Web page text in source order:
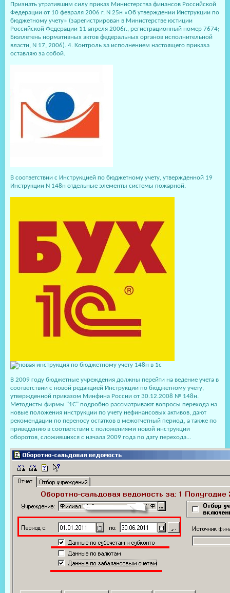
Признать утратившим силу приказ Министерства финансов Российской
Федерации от 10 февраля 2006 г. N 25н «Об утверждении Инструкции по
бюджетному учету» (зарегистрирован в Министерстве юстиции
Российской Федерации 11 апреля 2006г., регистрационный номер 7674;
Бюллетень нормативных актов федеральных органов исполнительной
власти, N 17, 2006). 4. Контроль за исполнением настоящего приказа
оставляю за собой.
В соответствии с Инструкцией по бюджетному учету, утвержденной 19
Инструкции N 148н отдельные элементы системы пожарной.
В 2009 году бюджетные учреждения должны перейти на ведение учета в
соответствии с новой редакцией Инструкции по бюджетному учету,
утвержденной приказом Минфина России от 30.12.2008 № 148н.
Методисты фирмы "1С" подробно рассматривают вопросы перехода на
новые положения инструкции по учету нефинансовых активов, дают
рекомендации по переносу остатков в межотчетный период, а также по
приведению в соответствии с положениями новой инструкции
оборотов, сложившихся с начала 2009 года по дату перехода...